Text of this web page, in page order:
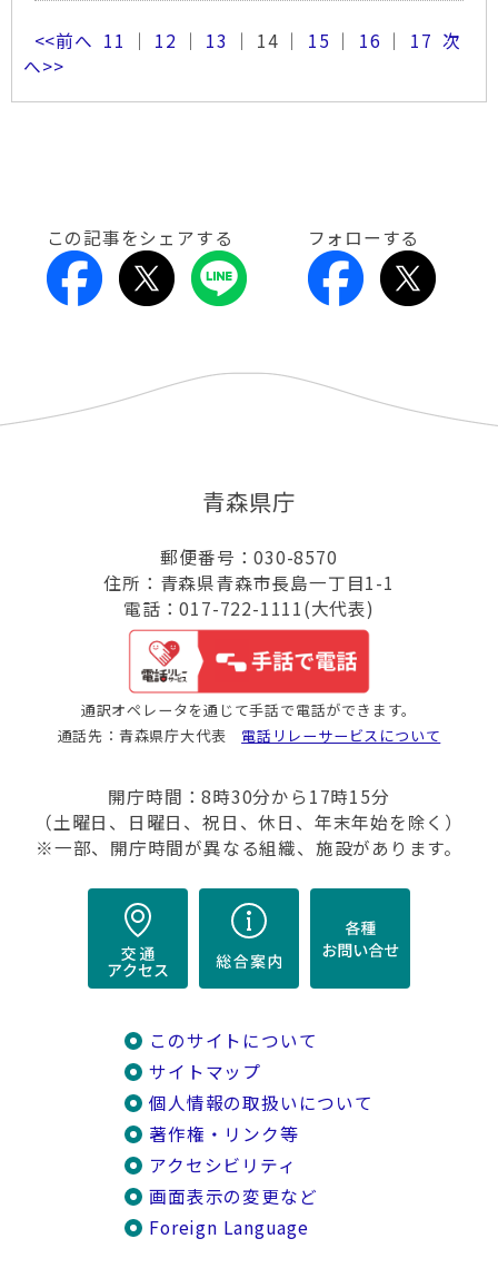
<<前へ 11 ｜ 12 ｜ 13 ｜ 14 ｜ 15 ｜ 16 ｜ 17 次
へ>>
この記事をシェアする フォローする
青森県庁
郵便番号：030-8570
住所：青森県青森市長島一丁目1-1
電話：017-722-1111(大代表)
通訳オペレータを通じて手話で電話ができます。
通話先：青森県庁大代表 電話リレーサービスについて
開庁時間：8時30分から17時15分
（土曜日、日曜日、祝日、休日、年末年始を除く）
※一部、開庁時間が異なる組織、施設があります。
このサイトについて
サイトマップ
個人情報の取扱いについて
著作権・リンク等
アクセシビリティ
画面表示の変更など
Foreign Language